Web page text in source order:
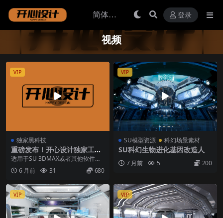
登录
视频
VIP
独家黑科技
重磅发布！开心设计独家工具
一键寻组工具v1.0
适用于SU 3DMAX或者其他软件通
过datasmith导入的UE5模型组层级
成...6 月前 31 680
VIP
SU模型资源 科幻场景素材
SU科幻生物进化基因改造人
7 月前 5 200
VIP VIP